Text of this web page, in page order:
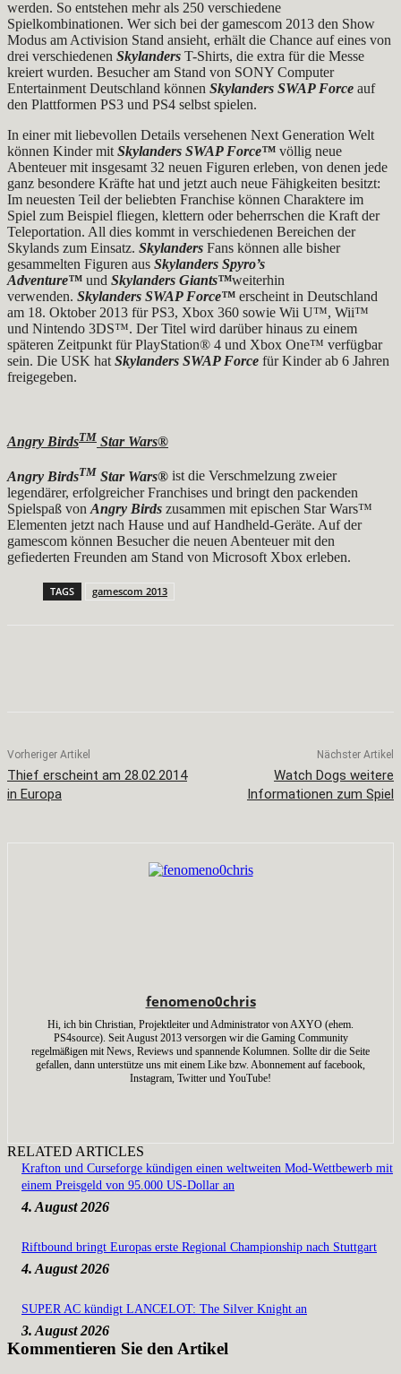
werden. So entstehen mehr als 250 verschiedene
Spielkombinationen. Wer sich bei der gamescom 2013 den Show
Modus am Activision Stand ansieht, erhält die Chance auf eines von
drei verschiedenen Skylanders T-Shirts, die extra für die Messe
kreiert wurden. Besucher am Stand von SONY Computer
Entertainment Deutschland können Skylanders SWAP Force auf
den Plattformen PS3 und PS4 selbst spielen.
In einer mit liebevollen Details versehenen Next Generation Welt
können Kinder mit Skylanders SWAP Force™ völlig neue
Abenteuer mit insgesamt 32 neuen Figuren erleben, von denen jede
ganz besondere Kräfte hat und jetzt auch neue Fähigkeiten besitzt:
Im neuesten Teil der beliebten Franchise können Charaktere im
Spiel zum Beispiel fliegen, klettern oder beherrschen die Kraft der
Teleportation. All dies kommt in verschiedenen Bereichen der
Skylands zum Einsatz. Skylanders Fans können alle bisher
gesammelten Figuren aus Skylanders Spyro’s
Adventure™ und Skylanders Giants™weiterhin
verwenden. Skylanders SWAP Force™ erscheint in Deutschland
am 18. Oktober 2013 für PS3, Xbox 360 sowie Wii U™, Wii™
und Nintendo 3DS™. Der Titel wird darüber hinaus zu einem
späteren Zeitpunkt für PlayStation® 4 und Xbox One™ verfügbar
sein. Die USK hat Skylanders SWAP Force für Kinder ab 6 Jahren
freigegeben.
Angry BirdsTM Star Wars®
Angry BirdsTM Star Wars® ist die Verschmelzung zweier
legendärer, erfolgreicher Franchises und bringt den packenden
Spielspaß von Angry Birds zusammen mit epischen Star Wars™
Elementen jetzt nach Hause und auf Handheld-Geräte. Auf der
gamescom können Besucher die neuen Abenteuer mit den
gefiederten Freunden am Stand von Microsoft Xbox erleben.
TAGS gamescom 2013
Vorheriger Artikel
Thief erscheint am 28.02.2014
in Europa
Nächster Artikel
Watch Dogs weitere
Informationen zum Spiel
fenomeno0chris
Hi, ich bin Christian, Projektleiter und Administrator von AXYO (ehem.
PS4source). Seit August 2013 versorgen wir die Gaming Community
regelmäßigen mit News, Reviews und spannende Kolumnen. Sollte dir die Seite
gefallen, dann unterstütze uns mit einem Like bzw. Abonnement auf facebook,
Instagram, Twitter und YouTube!
RELATED ARTICLES
Krafton und Curseforge kündigen einen weltweiten Mod-Wettbewerb mit
einem Preisgeld von 95.000 US-Dollar an
4. August 2026
Riftbound bringt Europas erste Regional Championship nach Stuttgart
4. August 2026
SUPER AC kündigt LANCELOT: The Silver Knight an
3. August 2026
Kommentieren Sie den Artikel